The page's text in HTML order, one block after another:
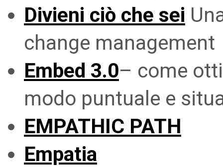
Divieni ciò che sei
change management
Embed 3.0– come
modo puntuale e
EMPATHIC PATH
Empatia